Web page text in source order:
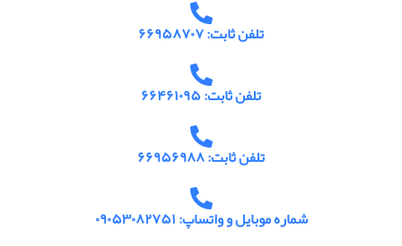
تلفن ثابت: ۶۶۹۵۸۷۰۷
تلفن ثابت: ۶۶۴۶۱۰۹۵
تلفن ثابت: ۶۶۹۵۶۹۸۸
شماره موبایل و واتساپ: ۰۹۰۵۳۰۸۲۷۵۱